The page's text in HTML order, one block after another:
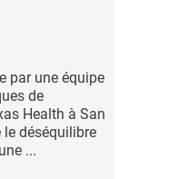
par une équipe
de
Health à San
déséquilibre
...